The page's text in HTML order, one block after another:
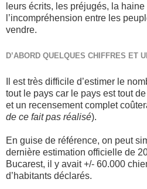
leurs écrits, les préjugés, la haine
l’incompréhension entre les
vendre.
D’ABORD QUELQUES CHIFFRES ET
Il est très difficile d’estimer le
tout le pays car le pays est tout
et un recensement complet
de ce fait pas réalisé).
En guise de référence, on peut
dernière estimation officielle de
Bucarest, il y avait +/- 60.000
d’habitants déclarés.